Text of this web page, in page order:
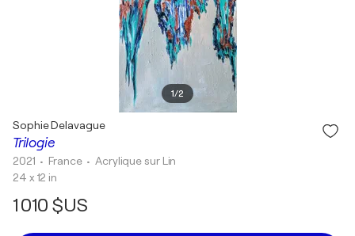
1/2
Trilogie
Sophie Delavague
2021 • France •Acrylique sur Lin
24 x 12 in
1 010 $US